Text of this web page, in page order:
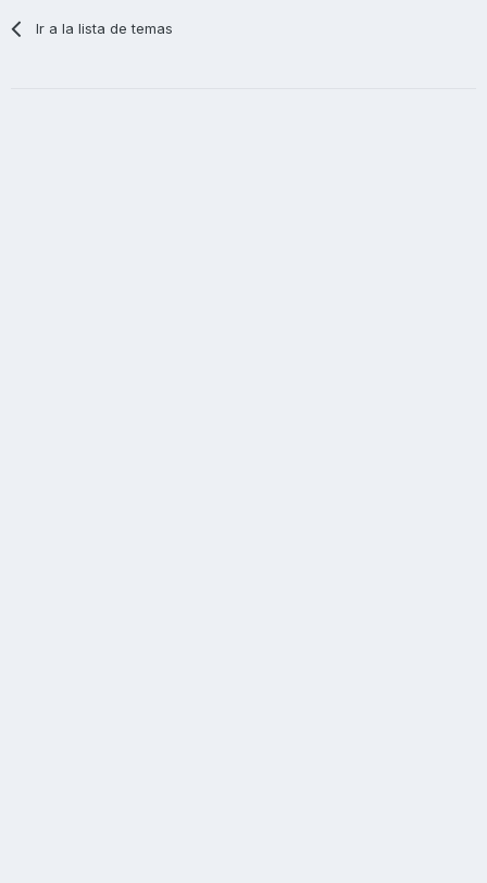
Ir a la lista de temas